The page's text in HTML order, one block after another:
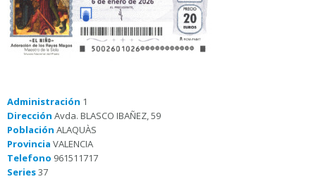
Administración 1
Dirección Avda. BLASCO IBAÑEZ, 59
Población ALAQUÀS
Provincia VALENCIA
Telefono 961511717
Series37